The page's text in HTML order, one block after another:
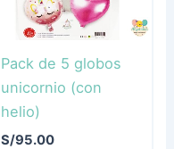
Pack de 5 globos
unicornio (con
helio)
S/95.00